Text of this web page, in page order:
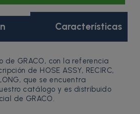
Características
de GRACO, con la referencia
de HOSE ASSY, RECIRC,
que se encuentra
catálogo y es distribuido
de GRACO.